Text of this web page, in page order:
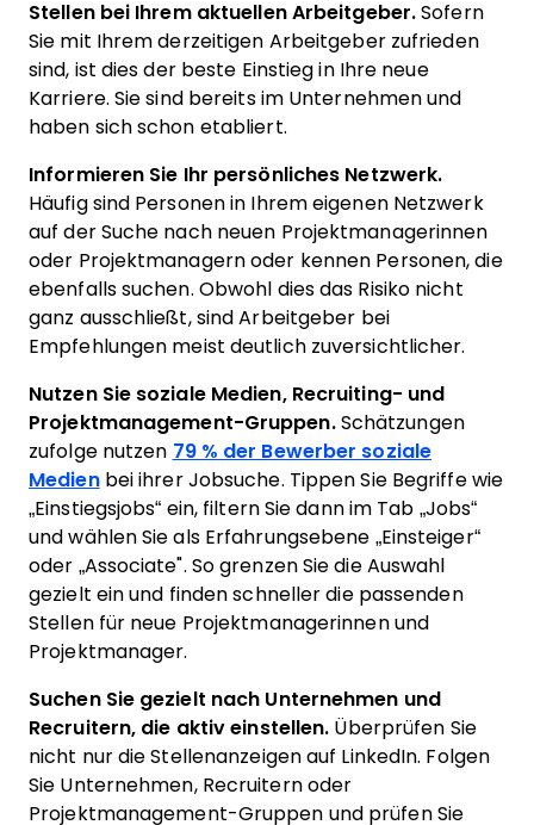
Stellen bei Ihrem aktuellen Arbeitgeber. Sofern
Sie mit Ihrem derzeitigen Arbeitgeber zufrieden
sind, ist dies der beste Einstieg in Ihre neue
Karriere. Sie sind bereits im Unternehmen und
haben sich schon etabliert.
Informieren Sie Ihr persönliches Netzwerk.
Häufig sind Personen in Ihrem eigenen Netzwerk
auf der Suche nach neuen Projektmanagerinnen
oder Projektmanagern oder kennen Personen, die
ebenfalls suchen. Obwohl dies das Risiko nicht
ganz ausschließt, sind Arbeitgeber bei
Empfehlungen meist deutlich zuversichtlicher.
Nutzen Sie soziale Medien, Recruiting- und
Projektmanagement-Gruppen.Schätzungen
zufolge nutzen 79 % der Bewerber soziale
Medienbei ihrer Jobsuche. Tippen Sie Begriffe wie
„Einstiegsjobs“ ein, filtern Sie dann im Tab „Jobs“
und wählen Sie als Erfahrungsebene „Einsteiger“
oder „Associate". So grenzen Sie die Auswahl
gezielt ein und finden schneller die passenden
Stellen für neue Projektmanagerinnen und
Projektmanager.
Suchen Sie gezielt nach Unternehmen und
Recruitern, die aktiv einstellen. Überprüfen Sie
nicht nur die Stellenanzeigen auf LinkedIn. Folgen
Sie Unternehmen, Recruitern oder
Projektmanagement-Gruppen und prüfen Sie